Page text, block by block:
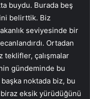
buydu. Burada beş
belirttik. Biz
seviyesinde bir
Ortadan
teklifler, çalışmalar
gündeminde bu
başka noktada biz, bu
eksik yürüdüğünü